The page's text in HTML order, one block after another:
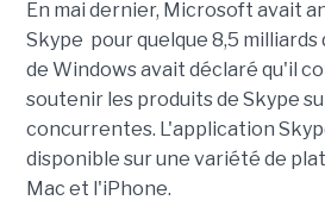
En mai dernier, Microsoft avait
Skype pour quelque 8,5 milliards
de Windows avait déclaré qu'il
soutenir les produits de Skype
concurrentes. L'application
disponible sur une variété de
Mac et l'iPhone.